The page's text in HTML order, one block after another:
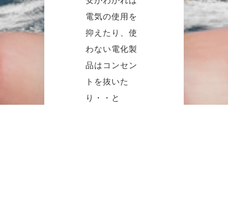
電気の使用を
抑えたり、使
わない電化製
品はコンセン
トを抜いた
り・・と